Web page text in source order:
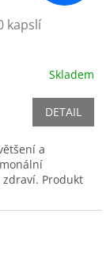
kapslí
Skladem
DETAIL
a
Produkt